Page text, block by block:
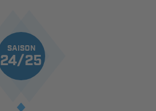
SAISON
24/25